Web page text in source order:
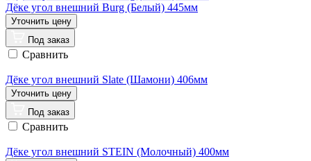
Дёке угол внешний Burg (Белый) 445мм
Под заказ
Сравнить
Дёке угол внешний Slate (Шамони) 406мм
Под заказ
Сравнить
Дёке угол внешний STEIN (Молочный) 400мм